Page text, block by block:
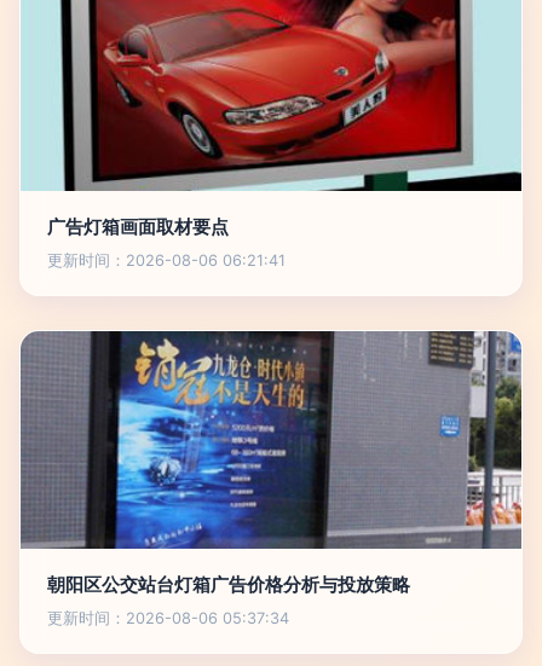
广告灯箱画面取材要点
更新时间：2026-08-06 06:21:41
朝阳区公交站台灯箱广告价格分析与投放策略
更新时间：2026-08-06 05:37:34